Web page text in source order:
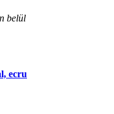
belül
ecru